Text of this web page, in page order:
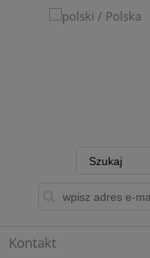
Kontakt